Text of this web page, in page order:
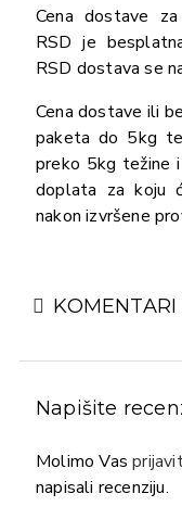
Cena dostave
RSD je
RSD dostava se
Cena dostave ili
paketa do 5kg
preko 5kg težine
doplata za koju
nakon izvršene
KOMENTARI
Napišite
Molimo Vas
napisali recenziju.